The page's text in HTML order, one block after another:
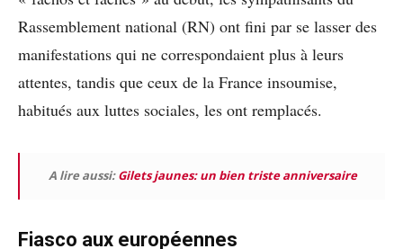
Rassemblement national (RN) ont fini par se lasser des
manifestations qui ne correspondaient plus à leurs
attentes, tandis que ceux de la France insoumise,
habitués aux luttes sociales, les ont remplacés.
A lire aussi:Gilets jaunes: un bien triste anniversaire
Fiasco aux européennes